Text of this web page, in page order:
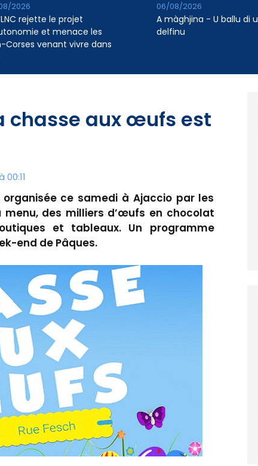
rejette le projet
et menace les
Corses venant vivre dans
2026
A màghjina - U ballu di u
delfinu
06/08/2026
chasse aux œufs est
ce samedi à Ajaccio par les
des milliers d’œufs en chocolat
et tableaux. Un programme
end de Pâques.